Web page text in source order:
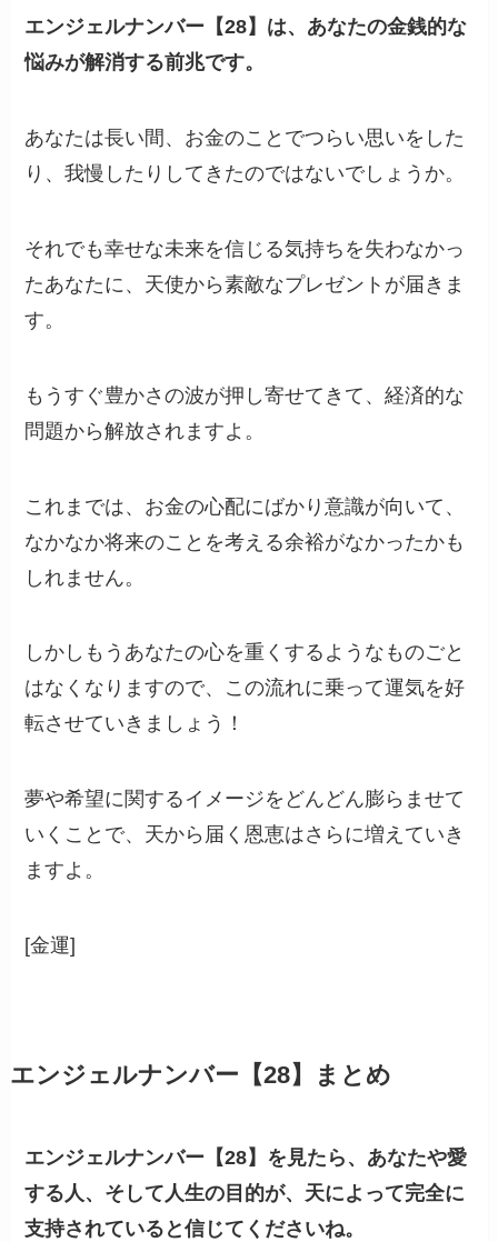
エンジェルナンバー【28】は、あなたの金銭的な
悩みが解消する前兆です。
あなたは長い間、お金のことでつらい思いをした
り、我慢したりしてきたのではないでしょうか。
それでも幸せな未来を信じる気持ちを失わなかっ
たあなたに、天使から素敵なプレゼントが届きま
す。
もうすぐ豊かさの波が押し寄せてきて、経済的な
問題から解放されますよ。
これまでは、お金の心配にばかり意識が向いて、
なかなか将来のことを考える余裕がなかったかも
しれません。
しかしもうあなたの心を重くするようなものごと
はなくなりますので、この流れに乗って運気を好
転させていきましょう！
夢や希望に関するイメージをどんどん膨らませて
いくことで、天から届く恩恵はさらに増えていき
ますよ。
[金運]
エンジェルナンバー【28】まとめ
エンジェルナンバー【28】を見たら、あなたや愛
する人、そして人生の目的が、天によって完全に
支持されていると信じてくださいね。